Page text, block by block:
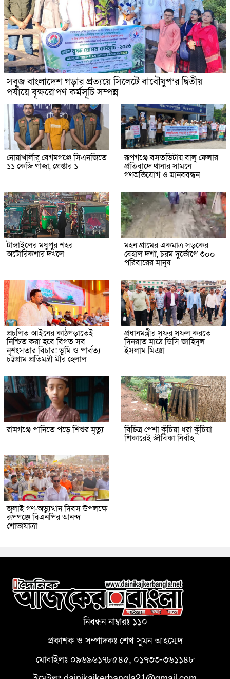
সবুজ বাংলাদেশ গড়ার প্রত্যয়ে সিলেটে বাবৌযুপ’র দ্বিতীয়
পর্যায়ে বৃক্ষরোপণ কর্মসূচি সম্পন্ন
নোয়াখালীর বেগমগঞ্জে সিএনজিতে
১১ কেজি গাঁজা, গ্রেপ্তার ১
রূপগঞ্জে বসতভিটায় বালু ফেলার
প্রতিবাদে থানার সামনে
গণঅভিযোগ ও মানববন্ধন
টাঙ্গাইলের মধুপুর শহর
অটোরিকশার দখলে
মহন গ্রামের একমাত্র সড়কের
বেহাল দশা, চরম দুর্ভোগে ৩০০
পরিবারের মানুষ
প্রচলিত আইনের কাঠগড়াতেই
নিশ্চিত করা হবে বিগত সব
নৃশংসতার বিচার: ভূমি ও পার্বত্য
চট্টগ্রাম প্রতিমন্ত্রী মীর হেলাল
প্রধানমন্ত্রীর সফর সফল করতে
দিনরাত মাঠে ডিসি জাহিদুল
ইসলাম মিঞা
রামগঞ্জে পানিতে পড়ে শিশুর মৃত্যু বিচিত্র পেশা কুঁচিয়া ধরা কুঁচিয়া
শিকারেই জীবিকা নির্বাহ
জুলাই গণ-অভ্যুত্থান দিবস উপলক্ষে
রূপগঞ্জে বিএনপির আনন্দ
শোভাযাত্রা
নিবন্ধন নাম্বারঃ ১১০
প্রকাশক ও সম্পাদকঃ শেখ সুমন আহম্মেদ
মোবাইলঃ ০৯৬৯৬১৭৮৫৪৫, ০১৭৩৩-৩৬১১৪৮